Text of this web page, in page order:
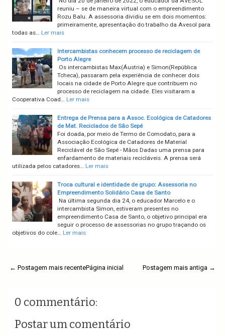
reuniu – se de maneira virtual com o empreendimento
Rozu Balu. A assessoria dividiu se em dois momentos:
primeiramente, apresentação do trabalho da Avesol para
todas as… Ler mais
Intercambistas conhecem processo de reciclagem de
Porto Alegre
Os intercambistas Max(Áustria) e Simon(República
Tcheca), passaram pela experiência de conhecer dois
locais na cidade de Porto Alegre que contribuem no
processo de reciclagem na cidade. Eles visitaram a
Cooperativa Coad… Ler mais
Entrega de Prensa para a Assoc. Ecológica de Catadores
de Mat. Reciclados de São Sepé
Foi doada, por meio de Termo de Comodato, para a
Associação Ecológica de Catadores de Material
Reciclável de São Sepé - Mãos Dadas uma prensa para
enfardamento de materiais recicláveis. A prensa será
utilizada pelos catadores… Ler mais
Troca cultural e identidade de grupo: Assessoria no
Empreendimento Solidário Casa de Santo
Na última segunda dia 24, o educador Marcelo e o
intercambista Simon, estiveram presentes no
empreendimento Casa de Santo, o objetivo principal era
seguir o processo de assessorias no grupo traçando os
objetivos do cole… Ler mais
← Postagem mais recente Postagem mais antiga →
Página inicial
0 commentário:
Postar um comentário